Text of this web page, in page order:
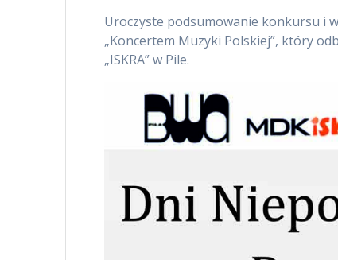
Uroczyste podsumowanie konkursu i
„Koncertem Muzyki Polskiej”, który
„ISKRA” w Pile.